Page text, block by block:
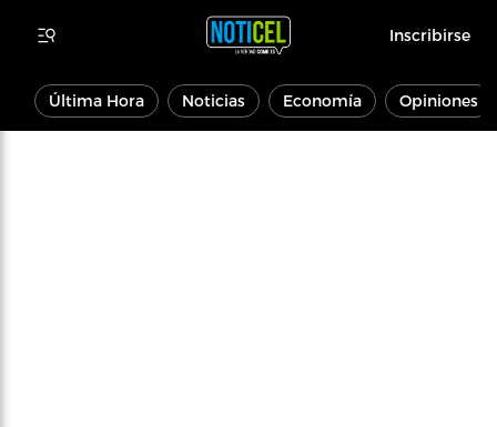
Inscribirse
Última Hora Noticias Economía Opiniones